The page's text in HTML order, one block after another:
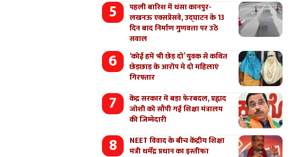
पहली बारिश में धंसा कानपुर-
लखनऊ एक्सप्रेसवे, उद्घाटन के 13
दिन बाद निर्माण गुणवत्ता पर उठे
सवाल
‘कोई हमें भी छेड़ दो’ युवक से कथित
छेड़छाड़ के आरोप मे दो महिलाएं
गिरफ्तार
केंद्र सरकार में बड़ा फेरबदल, प्रह्लाद
जोशी को सौंपी गई शिक्षा मंत्रालय
की जिम्मेदारी
NEET विवाद के बीच केंद्रीय शिक्षा
मंत्री धर्मेंद्र प्रधान का इस्तीफा